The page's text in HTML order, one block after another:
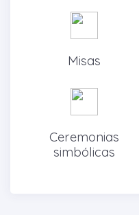
Misas
Ceremonias
simbólicas